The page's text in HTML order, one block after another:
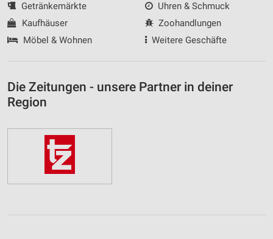
Getränkemärkte
Kaufhäuser
Möbel & Wohnen
Uhren & Schmuck
Zoohandlungen
Weitere Geschäfte
Die Zeitungen - unsere Partner in deiner
Region